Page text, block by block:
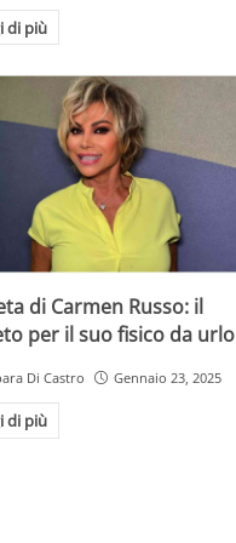
di più
di Carmen Russo: il
per il suo fisico da urlo
Di Castro Gennaio 23, 2025
di più